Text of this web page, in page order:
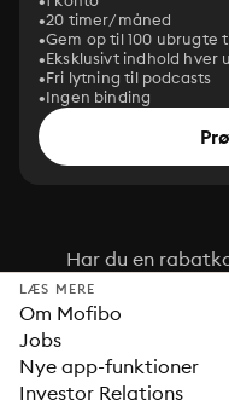
20 timer/måned
Gem op til 100 ubrugte
Eksklusivt indhold hver
Fri lytning til podcasts
Ingen binding
Har du en
LÆS MERE
Om Mofibo
Jobs
Nye app-funktioner
Investor Relations